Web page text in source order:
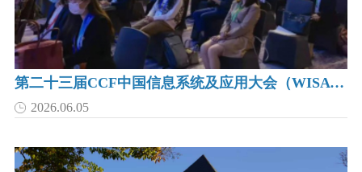
第二十三届CCF中国信息系统及应用大会（WISA 2026）系统演示征文通知
2026.06.05